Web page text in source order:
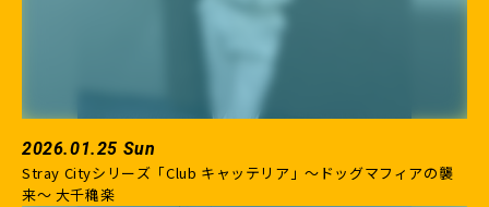
2026.01.25 Sun
Stray Cityシリーズ「Club キャッテリア」〜ドッグマフィアの襲
来〜 大千穐楽